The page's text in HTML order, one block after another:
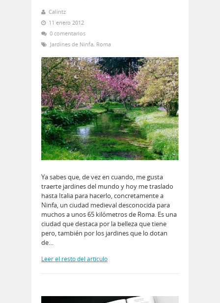
Calintz
11 enero 2012
0 comentarios
Jardines de Ninfa, Roma
Ya sabes que, de vez en cuando, me gusta
traerte jardines del mundo y hoy me traslado
hasta Italia para hacerlo, concretamente a
Ninfa, un ciudad medieval desconocida para
muchos a unos 65 kilómetros de Roma. Es una
ciudad que destaca por la belleza que tiene
pero, también por los jardines que lo dotan
de…
Leer el resto del artículo